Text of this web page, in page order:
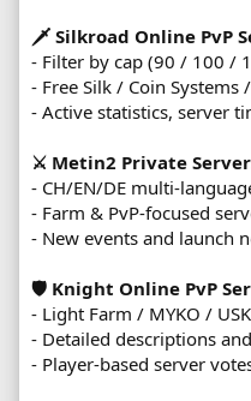
🗡️ Silkroad Online PvP
- Filter by cap (90 / 100 /
- Free Silk / Coin Systems
- Active statistics, server
⚔️ Metin2 Private
- CH/EN/DE multi-
- Farm & PvP-focused
- New events and launch
🛡️ Knight Online PvP
- Light Farm / MYKO /
- Detailed descriptions
- Player-based server